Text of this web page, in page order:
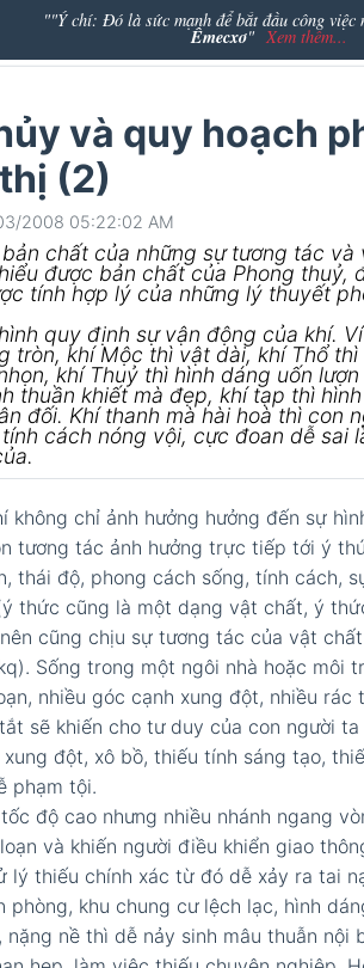
""Ý chí: Đó là sức mạnh để bắt đầu công việc
Êmecxơ" Xem thêm...
và quy hoạch
(2)
2008 05:22:02 AM
chất của những sự tương tác và
hiểu được bản chất của Phong thuỷ,
tính hợp lý của những lý thuyết
quy định sự vận động của khí.
tròn, khí Mộc thì vật dài, khí Thổ
khí Thuỷ thì hình dáng uốn lượn
thuần khiết mà đẹp, khí tạp thì
đối. Khí thanh mà hài hoà thì con
cách nóng vội, cực đoan dễ sai
không chỉ ảnh hưởng hưởng đến sự
tương tác ảnh hưởng trực tiếp tới ý
thái độ, phong cách sống, tính cách,
thức cũng là một dạng vật chất, ý
cũng chịu sự tương tác của vật
Sống trong một ngôi nhà hoặc môi
nhiều góc cạnh xung đột, nhiều rác
sẽ khiến cho tư duy của con người ta
đột, xô bồ, thiếu tính sáng tạo,
phạm tội.
độ cao nhưng nhiều nhánh ngang
và khiến người điều khiển giao
lý thiếu chính xác từ đó dễ xảy ra tai
phòng, khu chung cư lệch lạc, hình
nặng nề thì dễ nảy sinh mâu thuẫn nội